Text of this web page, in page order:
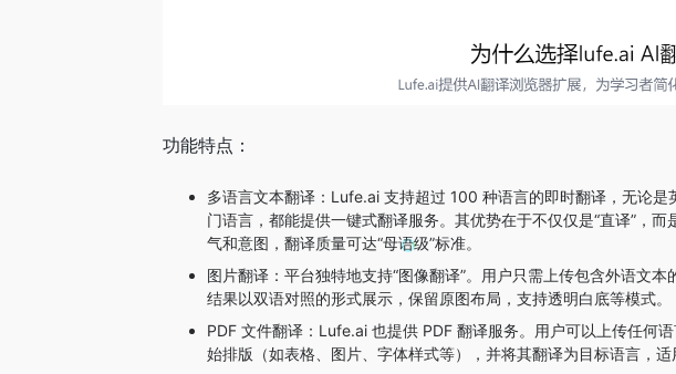
功能特点：
多语言文本翻译：Lufe.ai 支持超过 100 种语言的即时翻译，无论
门语言，都能提供一键式翻译服务。其优势在于不仅仅是“直译”，
气和意图，翻译质量可达“母语级”标准。
图片翻译：平台独特地支持“图像翻译”。用户只需上传包含外语文
结果以双语对照的形式展示，保留原图布局，支持透明白底等模式。
PDF 文件翻译：Lufe.ai 也提供 PDF 翻译服务。用户可以上传任何
始排版（如表格、图片、字体样式等），并将其翻译为目标语言，适